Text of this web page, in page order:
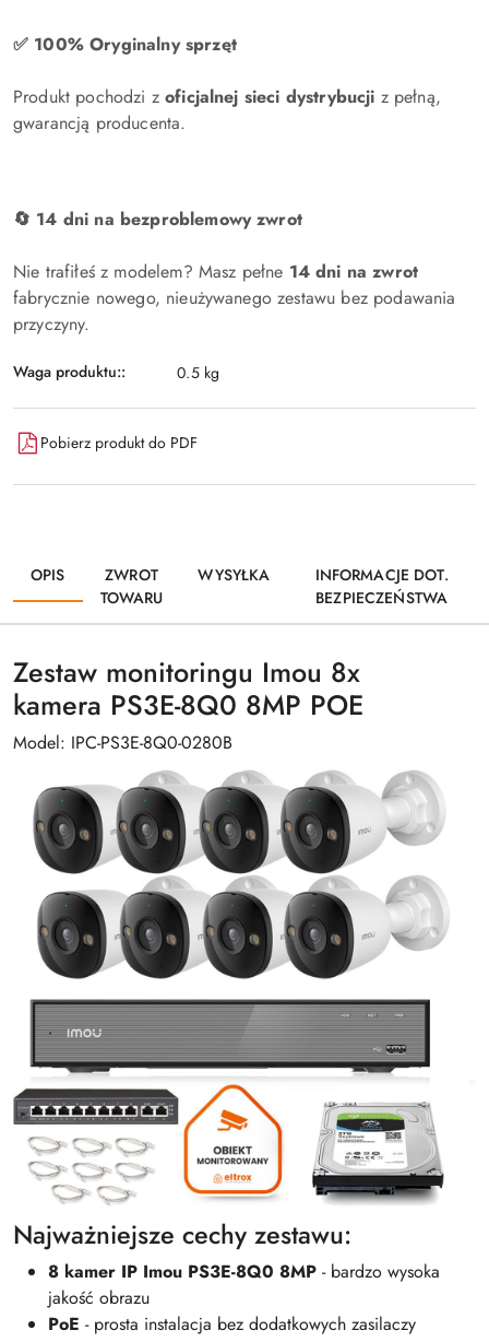
✅ 100% Oryginalny sprzęt
Produkt pochodzi zoficjalnej sieci dystrybucji z pełną,
gwarancją producenta.
🔄 14 dni na bezproblemowy zwrot
Nie trafiłeś z modelem? Masz pełne 14 dni na zwrot
fabrycznie nowego, nieużywanego zestawu bez podawania
przyczyny.
Waga produktu:: 0.5 kg
Pobierz produkt do PDF
OPIS
ZWROT
TOWARU
WYSYŁKA
INFORMACJE DOT.
BEZPIECZEŃSTWA
Zestaw monitoringu Imou 8x
kamera PS3E-8Q0 8MP POE
Model: IPC-PS3E-8Q0-0280B
Najważniejsze cechy zestawu:
8 kamer IP Imou PS3E-8Q0 8MP - bardzo wysoka
jakość obrazu
PoE - prosta instalacja bez dodatkowych zasilaczy